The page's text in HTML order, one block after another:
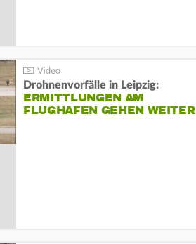
Drohnenvorfälle in Leipzig:
ERMITTLUNGEN AM
FLUGHAFEN GEHEN WEITER